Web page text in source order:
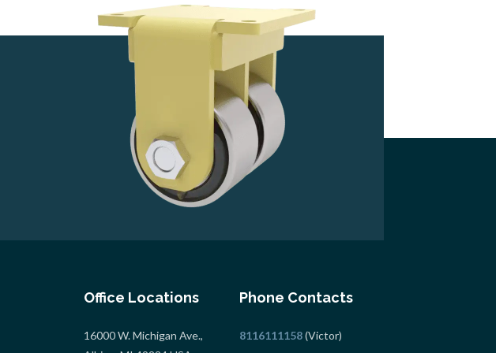
Office Locations
16000 W. Michigan Ave.,
Phone Contacts
8116111158(Victor)